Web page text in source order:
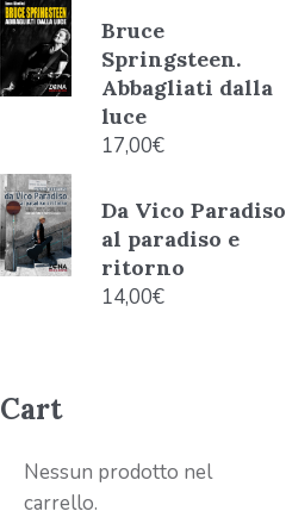
Bruce
Springsteen.
Abbagliati dalla
luce
17,00€
Da Vico Paradiso
al paradiso e
ritorno
14,00€
Cart
Nessun prodotto nel
carrello.